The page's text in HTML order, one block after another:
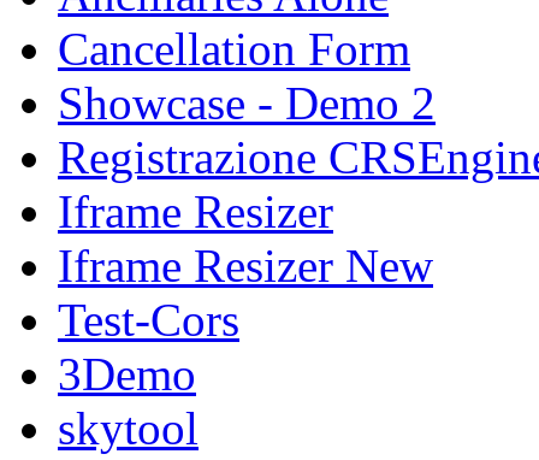
Cancellation Form
Showcase - Demo 2
Registrazione
Iframe Resizer
Iframe Resizer New
Test-Cors
3Demo
skytool